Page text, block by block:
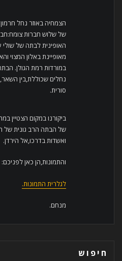
הצמחיה באוזר נחל
של שלוש חברות
האופינית לבתה של
מאופיינת באלון המצוי
במורדות רמת הגולן.
נחלים שכוללת,בין
סורית.
ביקורנו במקום הצטיין
של הבתה הרב גונית של
ואשדות בדרכו,אל הירדן.
והתמונות,הן כאן לפניכם:
לגלרית התמונות.
מנחם.
חיפוש